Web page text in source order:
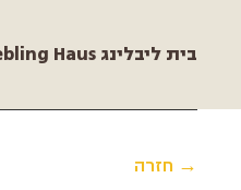
Liebling Haus בית ליבלינג
→ חזרה